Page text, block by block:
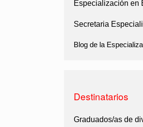
Especialización en
Secretaria
Blog de la
Destinatarios
Graduados/as de